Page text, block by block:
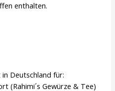
enthalten.
Deutschland für:
(Rahimi´s Gewürze & Tee)